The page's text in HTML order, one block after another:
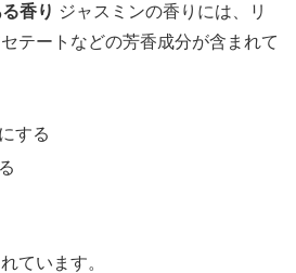
香り ジャスミンの香りには、リ
テートなどの芳香成分が含まれて
する
ています。